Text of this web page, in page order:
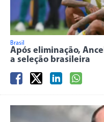
Brasil
Após eliminação,
a seleção brasileira